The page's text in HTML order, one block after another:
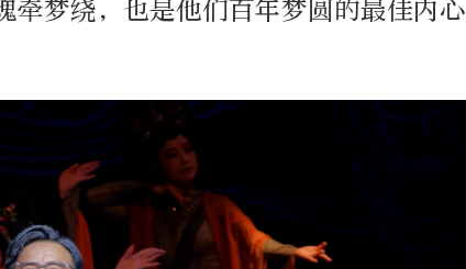
牵梦绕，也是他们百年梦圆的最佳内心